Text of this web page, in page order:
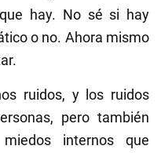
hay. No sé si hay
o no. Ahora mismo
ruidos, y los ruidos
pero también
internos que